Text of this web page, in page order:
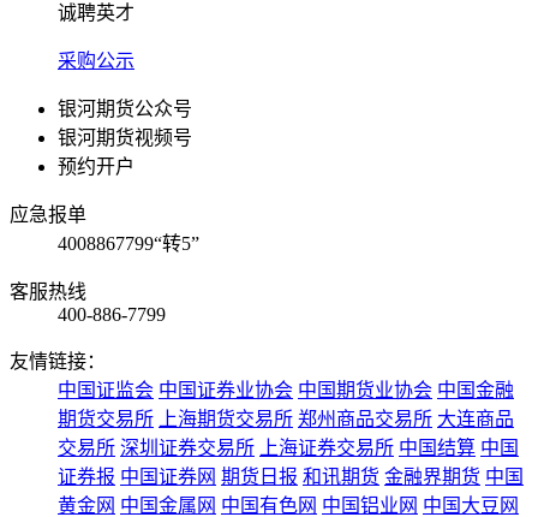
诚聘英才
采购公示
银河期货公众号
银河期货视频号
预约开户
应急报单
4008867799“转5”
客服热线
400-886-7799
友情链接：
中国证监会 中国证券业协会 中国期货业协会 中国金融
期货交易所
上海期货交易所 郑州商品交易所 大连商品
交易所 深圳证券交易所 上海证券交易所 中国结算 中国
证券报 中国证券网 期货日报 和讯期货 金融界期货 中国
黄金网 中国金属网 中国有色网 中国铝业网 中国大豆网